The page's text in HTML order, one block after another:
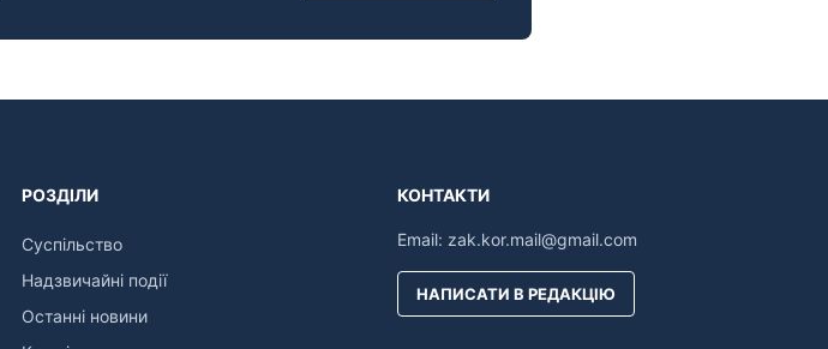
РОЗДІЛИ
Суспільство
Надзвичайні події
Останні новини
КОНТАКТИ
Email: zak.kor.mail@gmail.com
НАПИСАТИ В РЕДАКЦІЮ